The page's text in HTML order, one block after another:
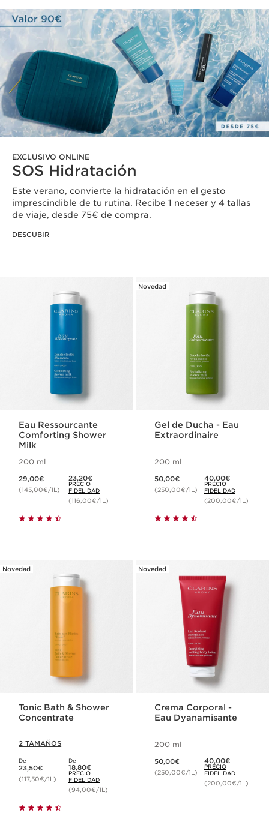
EXCLUSIVO ONLINE
SOS Hidratación
Este verano, convierte la hidratación en el gesto
imprescindible de tu rutina. Recibe 1 neceser y 4 tallas
de viaje, desde 75€ de compra.
DESCUBIR
Eau Ressourcante
Comforting Shower
Milk
200 ml
29,00€
(145,00€/1L)
Precio Fidelidad 23,20€
23,20€
PRECIO
FIDELIDAD
(116,00€/1L)
Novedad
Gel de Ducha - Eau
Extraordinaire
200 ml
50,00€
(250,00€/1L)
Precio Fidelidad 40,00€
40,00€
PRECIO
FIDELIDAD
(200,00€/1L)
Novedad
Tonic Bath & Shower
Concentrate
2 TAMAÑOS
De
Precio actual 23,50€
23,50€
(117,50€/1L)
De
Precio Fidelidad 18,80€
18,80€
PRECIO
FIDELIDAD
(94,00€/1L)
Novedad
Crema Corporal -
Eau Dyanamisante
200 ml
50,00€
(250,00€/1L)
Precio Fidelidad 40,00€
40,00€
PRECIO
FIDELIDAD
(200,00€/1L)